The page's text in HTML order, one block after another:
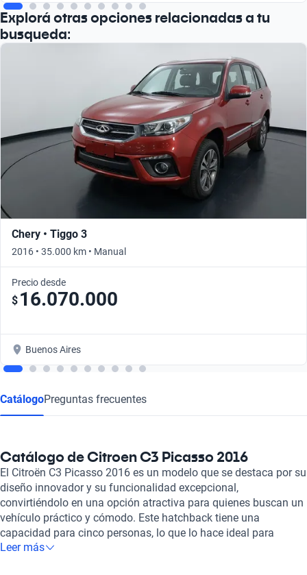
Explorá otras opciones relacionadas a tu
busqueda:
Chery • Tiggo 3
2016 • 35.000 km • Manual
Precio desde
$ 16.070.000
Buenos Aires
CatálogoPreguntas frecuentes
Catálogo de Citroen C3 Picasso 2016
El Citroën C3 Picasso 2016 es un modelo que se destaca por su
diseño innovador y su funcionalidad excepcional,
convirtiéndolo en una opción atractiva para quienes buscan un
vehículo práctico y cómodo. Este hatchback tiene una
capacidad para cinco personas, lo que lo hace ideal para
familias o grupos de amigos. Su motor de 1.6 litros y 115
Leer más